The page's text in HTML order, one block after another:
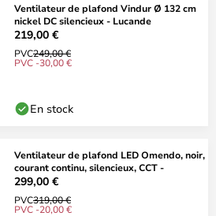
Ventilateur de plafond Vindur Ø 132 cm
nickel DC silencieux - Lucande
219,00 €
PVC249,00 €
PVC -30,00 €
En stock
Ventilateur de plafond LED Omendo, noir,
courant continu, silencieux, CCT -
299,00 €
PVC319,00 €
PVC -20,00 €